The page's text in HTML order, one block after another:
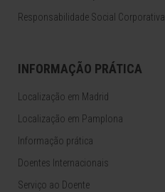
Responsabilidade Social Corporativa
INFORMAÇÃO PRÁTICA
Localização em Madrid
Localização em Pamplona
Informação prática
Doentes Internacionais
Serviço ao Doente